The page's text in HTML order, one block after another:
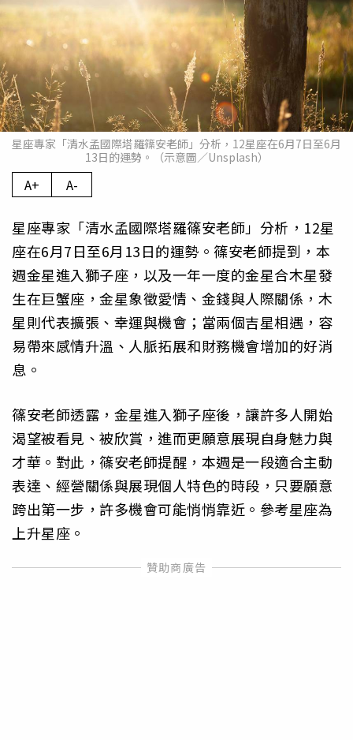
星座專家「清水孟國際塔羅篠安老師」分析，12星座在6月7日至6月
13日的運勢。（示意圖／Unsplash）
A+ A-
星座專家「清水孟國際塔羅篠安老師」分析，12星
座在6月7日至6月13日的運勢。篠安老師提到，本
週金星進入獅子座，以及一年一度的金星合木星發
生在巨蟹座，金星象徵愛情、金錢與人際關係，木
星則代表擴張、幸運與機會；當兩個吉星相遇，容
易帶來感情升溫、人脈拓展和財務機會增加的好消
息。
篠安老師透露，金星進入獅子座後，讓許多人開始
渴望被看見、被欣賞，進而更願意展現自身魅力與
才華。對此，篠安老師提醒，本週是一段適合主動
表達、經營關係與展現個人特色的時段，只要願意
跨出第一步，許多機會可能悄悄靠近。參考星座為
上升星座。